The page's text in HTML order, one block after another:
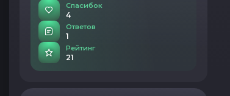
Спасибок
4
Ответов
1
Рейтинг
21